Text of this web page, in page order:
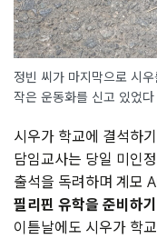
정빈 씨가 마지막으로 시
작은 운동화를 신고 있었
시우가 학교에 결석하
담임교사는 당일 미인
출석을 독려하며 계모
필리핀 유학을 준비하
이튿날에도 시우가 학